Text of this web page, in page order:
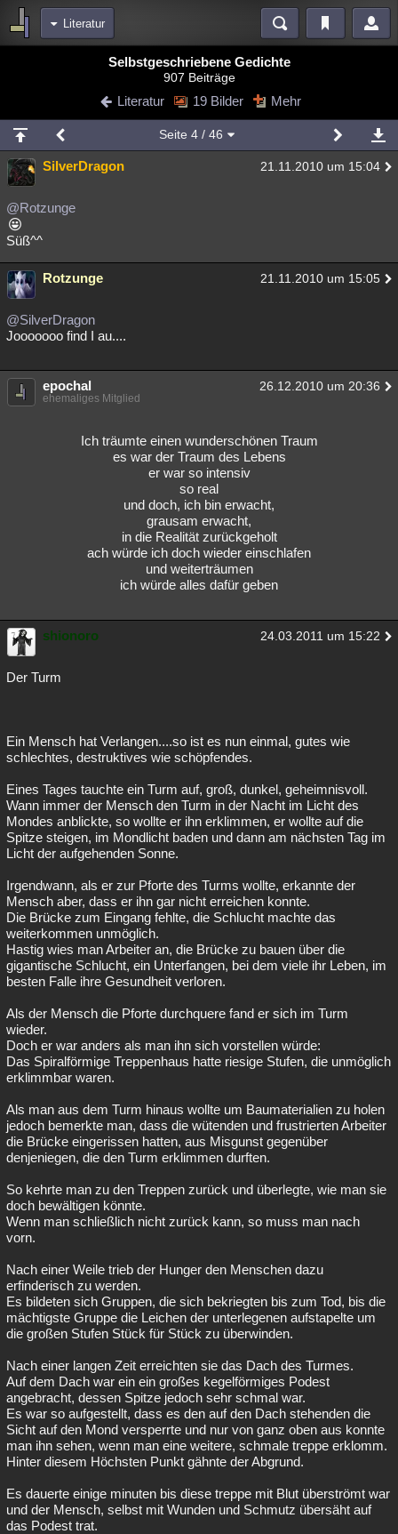
Literatur
Blogs Videos
Chat Wiki Neuigkeiten
meine Rubriken
Menschen Wissenschaft Mystery Kriminalfälle
Spiritualität
Natur
weitere Rubriken
Philosophie
Astronomie
Übersichten
Schlüsselwörter
Selbstgeschriebene Gedichte
907 Beiträge
Literatur 19 Bilder Mehr
Seite 4/ 46
SilverDragon 21.11.2010 um 15:04
@Rotzunge
Süß^^
Rotzunge 21.11.2010 um 15:05
@SilverDragon
Jooooooo find I au....
epochal 26.12.2010 um 20:36
ehemaliges Mitglied
Ich träumte einen wunderschönen Traum
es war der Traum des Lebens
er war so intensiv
so real
und doch, ich bin erwacht,
grausam erwacht,
in die Realität zurückgeholt
ach würde ich doch wieder einschlafen
und weiterträumen
ich würde alles dafür geben
shionoro 24.03.2011 um 15:22
Der Turm
Ein Mensch hat Verlangen....so ist es nun einmal, gutes wie
schlechtes, destruktives wie schöpfendes.
Eines Tages tauchte ein Turm auf, groß, dunkel, geheimnisvoll.
Wann immer der Mensch den Turm in der Nacht im Licht des
Mondes anblickte, so wollte er ihn erklimmen, er wollte auf die
Spitze steigen, im Mondlicht baden und dann am nächsten Tag im
Licht der aufgehenden Sonne.
Irgendwann, als er zur Pforte des Turms wollte, erkannte der
Mensch aber, dass er ihn gar nicht erreichen konnte.
Die Brücke zum Eingang fehlte, die Schlucht machte das
weiterkommen unmöglich.
Hastig wies man Arbeiter an, die Brücke zu bauen über die
gigantische Schlucht, ein Unterfangen, bei dem viele ihr Leben, im
besten Falle ihre Gesundheit verloren.
Als der Mensch die Pforte durchquere fand er sich im Turm
wieder.
Doch er war anders als man ihn sich vorstellen würde:
Das Spiralförmige Treppenhaus hatte riesige Stufen, die unmöglich
erklimmbar waren.
Als man aus dem Turm hinaus wollte um Baumaterialien zu holen
jedoch bemerkte man, dass die wütenden und frustrierten Arbeiter
die Brücke eingerissen hatten, aus Misgunst gegenüber
denjeniegen, die den Turm erklimmen durften.
So kehrte man zu den Treppen zurück und überlegte, wie man sie
doch bewältigen könnte.
Wenn man schließlich nicht zurück kann, so muss man nach
vorn.
Nach einer Weile trieb der Hunger den Menschen dazu
erfinderisch zu werden.
Es bildeten sich Gruppen, die sich bekriegten bis zum Tod, bis die
mächtigste Gruppe die Leichen der unterlegenen aufstapelte um
die großen Stufen Stück für Stück zu überwinden.
Nach einer langen Zeit erreichten sie das Dach des Turmes.
Auf dem Dach war ein ein großes kegelförmiges Podest
angebracht, dessen Spitze jedoch sehr schmal war.
Es war so aufgestellt, dass es den auf den Dach stehenden die
Sicht auf den Mond versperrte und nur von ganz oben aus konnte
man ihn sehen, wenn man eine weitere, schmale treppe erklomm.
Hinter diesem Höchsten Punkt gähnte der Abgrund.
Es dauerte einige minuten bis diese treppe mit Blut überströmt war
und der Mensch, selbst mit Wunden und Schmutz übersäht auf
das Podest trat.